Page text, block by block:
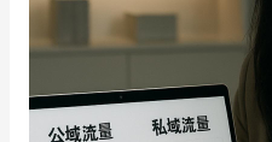
认证服务商